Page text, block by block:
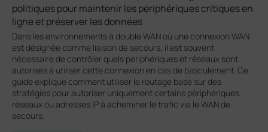
politiques pour maintenir les périphériques critiques en
ligne et préserver les données
Dans les environnements à double WAN où une connexion WAN
est désignée comme liaison de secours, il est souvent
nécessaire de contrôler quels périphériques et réseaux sont
autorisés à utiliser cette connexion en cas de basculement. Ce
guide explique comment utiliser le routage basé sur des
stratégies pour autoriser uniquement certains périphériques,
réseaux ou adresses IP à acheminer le trafic via le WAN de
secours.